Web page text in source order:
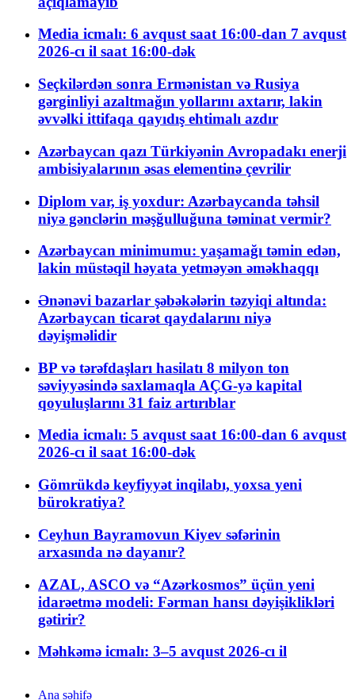
Media icmalı: 6 avqust saat 16:00-dan 7 avqust
2026-cı il saat 16:00-dək
Seçkilərdən sonra Ermənistan və Rusiya
gərginliyi azaltmağın yollarını axtarır, lakin
əvvəlki ittifaqa qayıdış ehtimalı azdır
Azərbaycan qazı Türkiyənin Avropadakı enerji
ambisiyalarının əsas elementinə çevrilir
Diplom var, iş yoxdur: Azərbaycanda təhsil
niyə gənclərin məşğulluğuna təminat vermir?
Azərbaycan minimumu: yaşamağı təmin edən,
lakin müstəqil həyata yetməyən əməkhaqqı
Ənənəvi bazarlar şəbəkələrin təzyiqi altında:
Azərbaycan ticarət qaydalarını niyə
dəyişməlidir
BP və tərəfdaşları hasilatı 8 milyon ton
səviyyəsində saxlamaqla AÇG-yə kapital
qoyuluşlarını 31 faiz artırıblar
Media icmalı: 5 avqust saat 16:00-dan 6 avqust
2026-cı il saat 16:00-dək
Gömrükdə keyfiyyət inqilabı, yoxsa yeni
bürokratiya?
Ceyhun Bayramovun Kiyev səfərinin
arxasında nə dayanır?
AZAL, ASCO və “Azərkosmos” üçün yeni
idarəetmə modeli: Fərman hansı dəyişiklikləri
gətirir?
Məhkəmə icmalı: 3–5 avqust 2026-cı il
Ana səhifə